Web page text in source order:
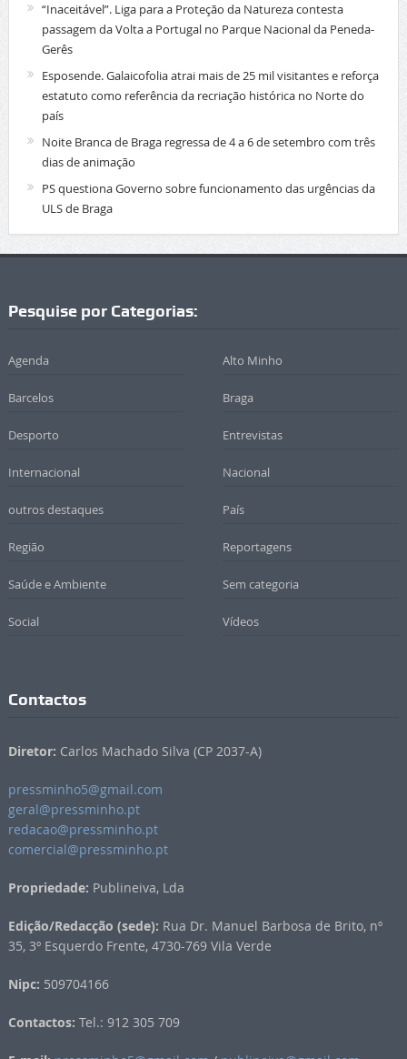
“Inaceitável”. Liga para a Proteção da Natureza contesta
passagem da Volta a Portugal no Parque Nacional da Peneda-
Gerês
Esposende. Galaicofolia atrai mais de 25 mil visitantes e reforça
estatuto como referência da recriação histórica no Norte do
país
Noite Branca de Braga regressa de 4 a 6 de setembro com três
dias de animação
PS questiona Governo sobre funcionamento das urgências da
ULS de Braga
Pesquise por Categorias:
Agenda Alto Minho
Barcelos Braga
Desporto Entrevistas
Internacional Nacional
outros destaques País
Região Reportagens
Saúde e Ambiente Sem categoria
Social Vídeos
Contactos
Diretor: Carlos Machado Silva (CP 2037-A)
pressminho5@gmail.com
geral@pressminho.pt
redacao@pressminho.pt
comercial@pressminho.pt
Propriedade: Publineiva, Lda
Edição/Redacção (sede): Rua Dr. Manuel Barbosa de Brito, nº
35, 3º Esquerdo Frente, 4730-769 Vila Verde
Nipc: 509704166
Contactos: Tel.: 912 305 709